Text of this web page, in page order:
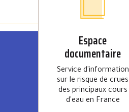
Espace
documentaire
Service d'information
sur le risque de crues
des principaux cours
d'eau en France